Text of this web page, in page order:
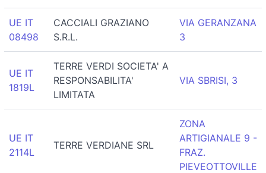
UE IT
08498
CACCIALI GRAZIANO
S.R.L.
VIA GERANZANA
3
UE IT
1819L
TERRE VERDI SOCIETA' A
RESPONSABILITA'
LIMITATA
VIA SBRISI, 3
UE IT
2114L
TERRE VERDIANE SRL
ZONA
ARTIGIANALE 9 -
FRAZ.
PIEVEOTTOVILLE